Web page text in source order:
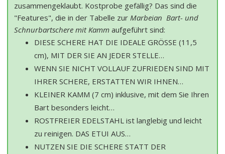
zusammengeklaubt. Kostprobe gefällig? Das sind die
"Features", die in der Tabelle zur Marbeian Bart- und
Schnurbartschere mit Kamm aufgeführt sind:
DIESE SCHERE HAT DIE IDEALE GRÖSSE (11,5
cm), MIT DER SIE AN JEDER STELLE…
WENN SIE NICHT VOLLAUF ZUFRIEDEN SIND MIT
IHRER SCHERE, ERSTATTEN WIR IHNEN…
KLEINER KAMM (7 cm) inklusive, mit dem Sie Ihren
Bart besonders leicht…
ROSTFREIER EDELSTAHL ist langlebig und leicht
zu reinigen. DAS ETUI AUS…
NUTZEN SIE DIE SCHERE STATT DER